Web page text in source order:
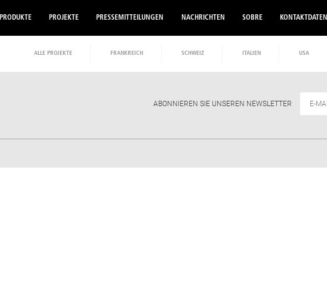
PRODUKTE PROJEKTE PRESSEMITTEILUNGEN NACHRICHTEN SOBRE KONTAKTDATEN
ALLE PROJEKTE FRANKREICH SCHWEIZ ITALIEN USA
ABONNIEREN SIE UNSEREN NEWSLETTER